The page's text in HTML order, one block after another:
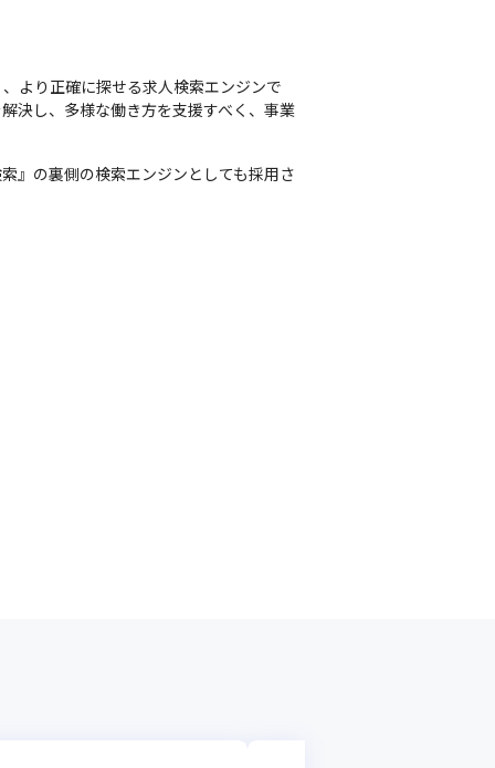
より正確に探せる求人検索エンジンで
決し、多様な働き方を支援すべく、事業
』の裏側の検索エンジンとしても採用さ